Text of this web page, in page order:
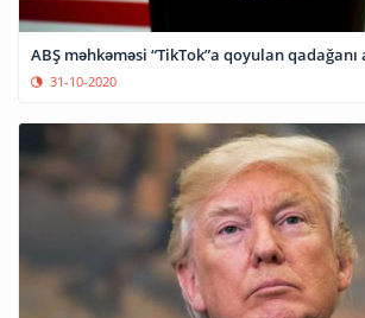
ABŞ məhkəməsi “TikTok”a qoyulan
31-10-2020